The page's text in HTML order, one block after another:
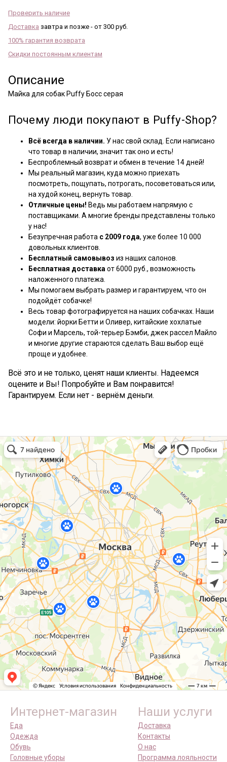
Проверить наличие
Доставка завтра и позже - от 300 руб.
100% гарантия возврата
Скидки постоянным клиентам
Описание
Майка для собак Puffy Босс серая
Почему люди покупают в Puffy-Shop?
Всё всегда в наличии. У нас свой склад. Если написано
что товар в наличии, значит так оно и есть!
Беспроблемный возврат и обмен в течение 14 дней!
Мы реальный магазин, куда можно приехать
посмотреть, пощупать, потрогать, посоветоваться или,
на худой конец, вернуть товар.
Отличные цены! Ведь мы работаем напрямую с
поставщиками. А многие бренды представлены только
у нас!
Безупречная работа с 2009 года, уже более 10 000
довольных клиентов.
Бесплатный самовывоз из наших салонов.
Бесплатная доставка от 6000 руб., возможность
наложенного платежа.
Мы помогаем выбрать размер и гарантируем, что он
подойдёт собачке!
Весь товар фотографируется на наших собачках. Наши
модели: йорки Бетти и Оливер, китайские хохлатые
Софи и Марсель, той-терьер Бэмби, джек рассел Майло
и многие другие стараются сделать Ваш выбор ещё
проще и удобнее.
Всё это и не только, ценят наши клиенты. Надеемся
оцените и Вы! Попробуйте и Вам понравится!
Гарантируем. Если нет - вернём деньги.
Интернет-магазин
Еда
Одежда
Обувь
Головные уборы
Наши услуги
Доставка
Контакты
О нас
Программа лояльности